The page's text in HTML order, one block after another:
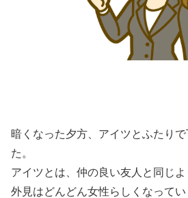
暗くなった夕方、アイツとふたり
た。
アイツとは、仲の良い友人と同じよ
外見はどんどん女性らしくなって